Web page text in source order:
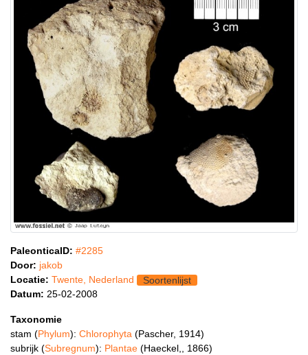
PaleonticaID: #2285
Door: jakob
Locatie: Twente, Nederland
Soortenlijst
Datum: 25-02-2008
Taxonomie
stam (Phylum): Chlorophyta (Pascher, 1914)
subrijk (Subregnum): Plantae (Haeckel,, 1866)